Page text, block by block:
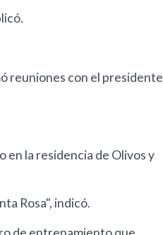
reuniones con el presidente
en la residencia de Olivos y
Rosa", indicó.